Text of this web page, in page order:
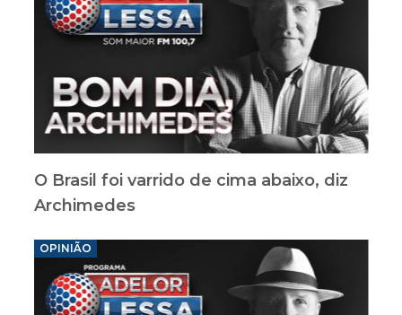
O Brasil foi varrido de cima abaixo, diz
Archimedes
OPINIÃO